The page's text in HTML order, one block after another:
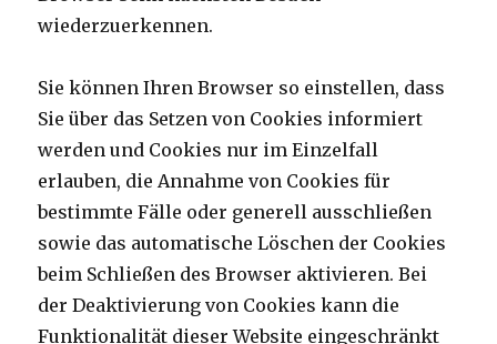
wiederzuerkennen.
Sie können Ihren Browser so einstellen, dass
Sie über das Setzen von Cookies informiert
werden und Cookies nur im Einzelfall
erlauben, die Annahme von Cookies für
bestimmte Fälle oder generell ausschließen
sowie das automatische Löschen der Cookies
beim Schließen des Browser aktivieren. Bei
der Deaktivierung von Cookies kann die
Funktionalität dieser Website eingeschränkt